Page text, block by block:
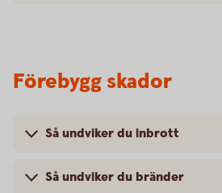
Förebygg skador
Så undviker du inbrott
Så undviker du bränder